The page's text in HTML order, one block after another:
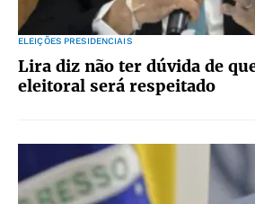
ELEIÇÕES PRESIDENCIAIS
Lira diz não ter dúvida de
eleitoral será respeitado